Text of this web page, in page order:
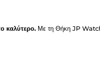
καλύτερο. Με τη Θήκη JP Watch